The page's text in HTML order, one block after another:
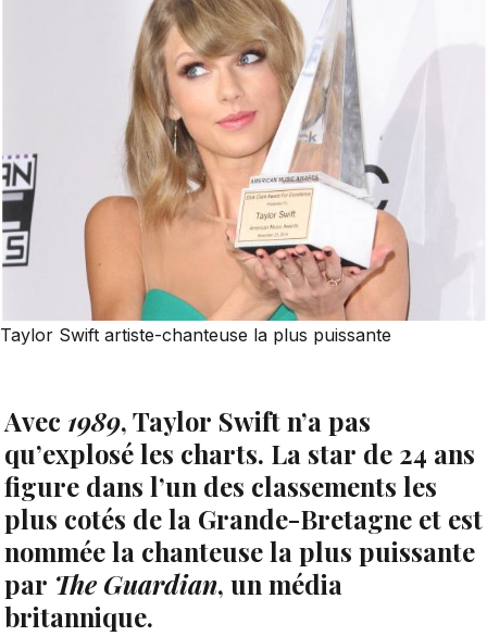
Taylor Swift artiste-chanteuse la plus puissante
Avec 1989, Taylor Swift n’a pas
qu’explosé les charts. La star de 24 ans
figure dans l’un des classements les
plus cotés de la Grande-Bretagne et est
nommée la chanteuse la plus puissante
par The Guardian, un média
britannique.